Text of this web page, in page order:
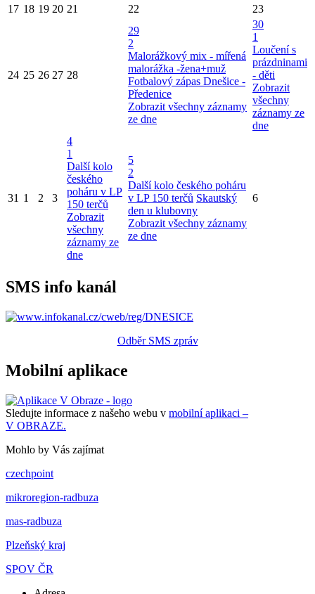
17 18 19 20 21 22 23
24 25 26 27 28
29
2
Malorážkový mix - mířená
malorážka -žena+muž
Fotbalový zápas Dnešice -
Předenice
Zobrazit všechny záznamy
ze dne
30
1
Loučení s
prázdninami
- děti
Zobrazit
všechny
záznamy ze
dne
31 1 2 3
4
1
Další kolo
českého
poháru v LP
150 terčů
Zobrazit
všechny
záznamy ze
dne
5
2
Další kolo českého poháru
v LP 150 terčů Skautský
den u klubovny
Zobrazit všechny záznamy
ze dne
6
SMS info kanál
Odběr SMS zpráv
Mobilní aplikace
Sledujte informace z našeho webu v mobilní aplikaci –
V OBRAZE.
Mohlo by Vás zajímat
czechpoint
mikroregion-radbuza
mas-radbuza
Plzeňský kraj
SPOV ČR